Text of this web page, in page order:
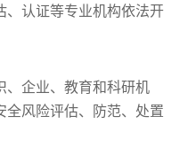
、认证等专业机构依法开
、企业、教育和科研机
全风险评估、防范、处置